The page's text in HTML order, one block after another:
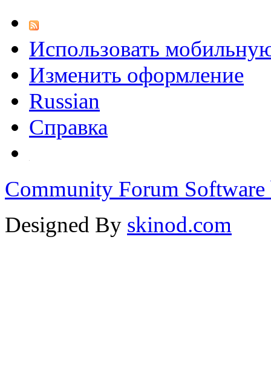
Использовать
Изменить оформление
Russian
Справка
Community Forum Software
Designed By skinod.com